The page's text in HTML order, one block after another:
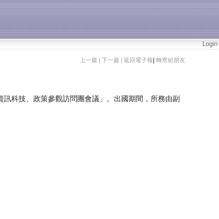
Login
上一篇 | 下一篇 | 返回電子報 轉寄給朋友
科技、政策參觀訪問團會議」。出國期間，所務由副